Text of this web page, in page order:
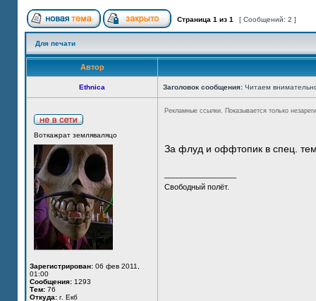
Страница 1 из 1 [ Сообщений: 2 ]
Для печати
Автор
Ethnica Заголовок сообщения: Читаем
Воткажрат земляваляцо
Зарегистрирован: 06 фев 2011,
01:00
Сообщения: 1293
Тем: 76
Откуда: г. Екб
Рекламные ссылки. Показывается только
За флуд и оффтопик в спец.
Свободный полёт.